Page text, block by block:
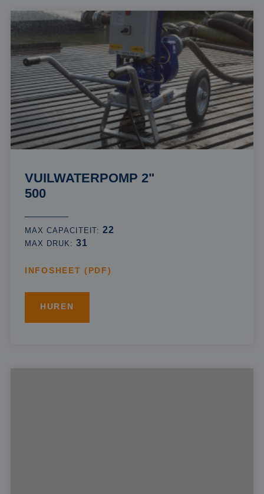
VUILWATERPOMP 2"
500
MAX CAPACITEIT:22
MAX DRUK: 31
INFOSHEET (PDF)
HUREN